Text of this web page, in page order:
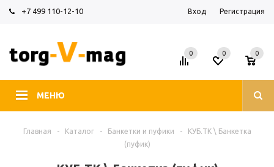
+7 499 110-12-10 Вход Регистрация
МЕНЮ
0 0
0
Главная - Каталог - Банкетки и пуфики -
КУБ.ТК \ Банкетка
(пуфик)